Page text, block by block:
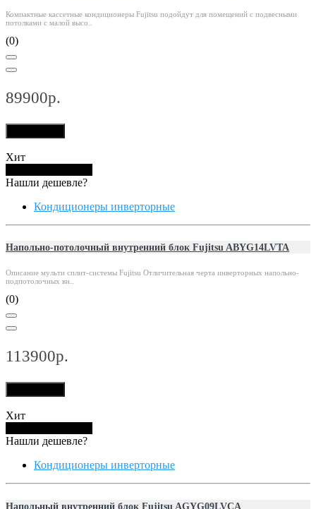
Компактные кассетные кондиционеры Fujitsu подойдут для помещений с подвесными
потолками с малой высо..
(0)
89900р.
Хит
Нашли дешевле?
Кондиционеры инверторные
Напольно-потолочный внутренний блок Fujitsu ABYG14LVTA
Описание мульти сплит-системы Fujitsu Отличительная черта инверторных напольно-
подпотолочных вн..
(0)
113900р.
Хит
Нашли дешевле?
Кондиционеры инверторные
Напольный внутренний блок Fujitsu AGYG09LVCA